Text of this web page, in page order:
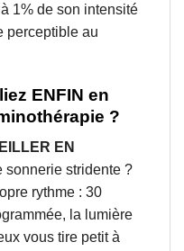
1% de son intensité
perceptible au
ENFIN en
?
EN
sonnerie stridente ?
rythme : 30
la lumière
vous tire petit à